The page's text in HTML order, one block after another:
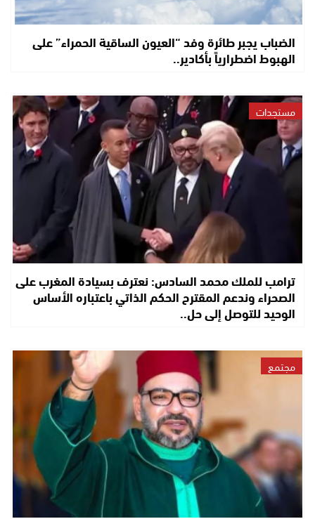
الضباب يجبر طائرة وفد “العيون الساقية الحمراء” على
الهبوط اضطرارياً بأكادير..
مستجدات
ترامب للملك محمد السادس: نعترف بسيادة المغرب على
الصحراء وندعم المقترح الحكم الذاتي باعتباره الأساس
الوحيد للتوصل إلى حل..
مجتمع